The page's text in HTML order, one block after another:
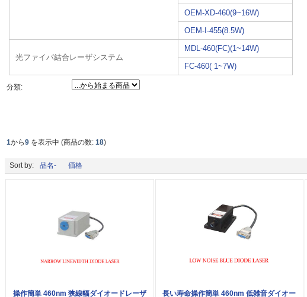
OEM-XD-460(9~16W)
OEM-I-455(8.5W)
光ファイバ結合レーザシステム
MDL-460(FC)(1~14W)
FC-460( 1~7W)
分類:
1から9 を表示中 (商品の数:18)
Sort by: 品名- 価格
操作簡単 460nm 狭線幅ダイオードレーザ
長い寿命操作簡単 460nm 低雑音ダイオー